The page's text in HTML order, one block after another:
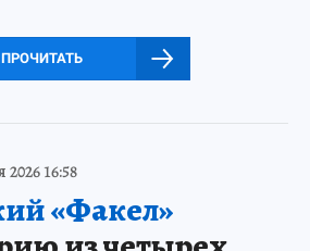
ПРОЧИТАТЬ
2026 16:58
«Факел»